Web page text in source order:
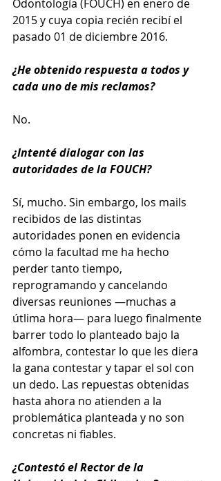
Odontología (FOUCH) en enero de
2015 y cuya copia recién recibí el
pasado 01 de diciembre 2016.
¿He obtenido respuesta a todos y
cada uno de mis reclamos?
No.
¿Intenté dialogar con las
autoridades de la FOUCH?
Sí, mucho. Sin embargo, los mails
recibidos de las distintas
autoridades ponen en evidencia
cómo la facultad me ha hecho
perder tanto tiempo,
reprogramando y cancelando
diversas reuniones —muchas a
útlima hora— para luego finalmente
barrer todo lo planteado bajo la
alfombra, contestar lo que les diera
la gana contestar y tapar el sol con
un dedo. Las repuestas obtenidas
hasta ahora no atienden a la
problemática planteada y no son
concretas ni fiables.
¿Contestó el Rector de la